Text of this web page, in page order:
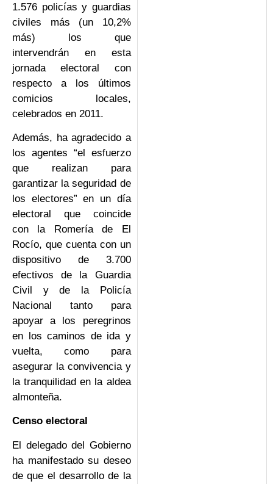
1.576 policías y guardias
civiles más (un 10,2%
más) los que
intervendrán en esta
jornada electoral con
respecto a los últimos
comicios locales,
celebrados en 2011.
Además, ha agradecido a
los agentes “el esfuerzo
que realizan para
garantizar la seguridad de
los electores” en un día
electoral que coincide
con la Romería de El
Rocío, que cuenta con un
dispositivo de 3.700
efectivos de la Guardia
Civil y de la Policía
Nacional tanto para
apoyar a los peregrinos
en los caminos de ida y
vuelta, como para
asegurar la convivencia y
la tranquilidad en la aldea
almonteña.
Censo electoral
El delegado del Gobierno
ha manifestado su deseo
de que el desarrollo de la